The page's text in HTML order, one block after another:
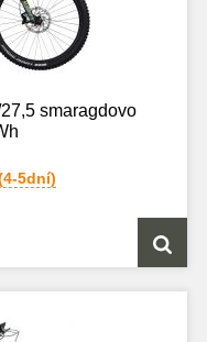
smaragdovo
5dní)